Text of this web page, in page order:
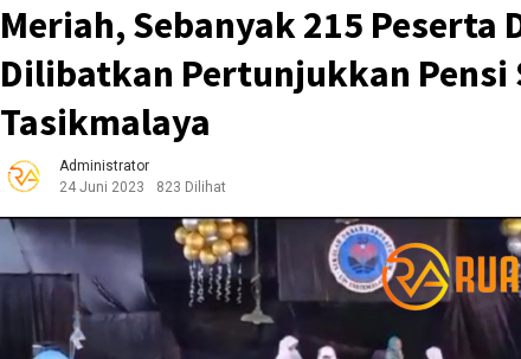
Meriah, Sebanyak 215 Peserta
Dilibatkan Pertunjukkan Pensi
Tasikmalaya
Administrator
24 Juni 2023
823 Dilihat